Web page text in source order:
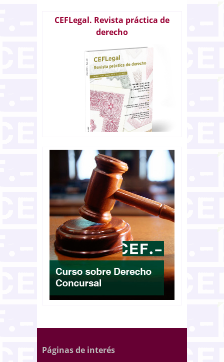
CEFLegal. Revista práctica de
derecho
Páginas de interés